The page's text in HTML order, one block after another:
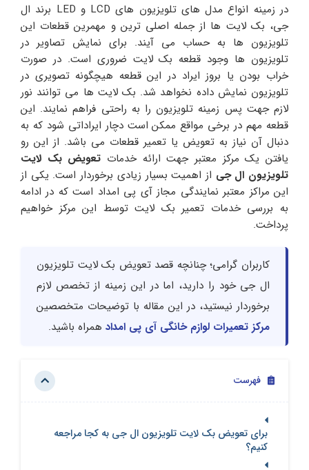
در زمینه انواع مدل های تلویزیون های LCD و LED برند ال
جی، بک لایت ها از جمله اصلی ترین و مهمرین قطعات این
تلویزیون ها به حساب می آیند. برای نمایش تصاویر در
تلویزیون ها وجود قطعه بک لایت ضروری است. در صورت
خراب بودن یا بروز ایراد در این قطعه هیچگونه تصویری در
تلویزیون نمایش داده نخواهد شد. بک لایت ها می توانند نور
لازم جهت پس زمینه تلویزیون را به راحتی فراهم نمایند. این
قطعه مهم در برخی مواقع ممکن است دچار ایراداتی شود که به
دنبال آن نیاز به تعویض یا تعمیر قطعات می باشد. از این رو
یافتن یک مرکز معتبر جهت ارائه خدمات تعویض بک لایت
تلویزیون ال جی از اهمیت بسیار زیادی برخوردار است. یکی از
این مراکز معتبر نمایندگی مجاز آی پی امداد است که در ادامه
به بررسی خدمات تعمیر بک لایت توسط این مرکز خواهیم
پرداخت.
کاربران گرامی؛ چنانچه قصد تعویض بک لایت تلویزیون
ال جی خود را دارید، اما در این زمینه از تخصص لازم
برخوردار نیستید، در این مقاله با توضیحات متخصصین
مرکز تعمیرات لوازم خانگی آی پی امداد همراه باشید.
فهرست
برای تعویض بک لایت تلویزیون ال جی به کجا مراجعه
کنیم؟